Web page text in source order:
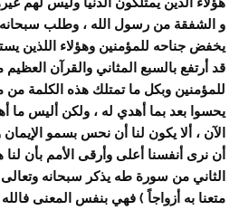
و الشفقة من رسول الله ، وطلب
يخفض جناحه للمؤمنين وهؤلاء اللذين
قد أرتفع بالسبع المثاني والقرآن
للمؤمنين وبكل ما تمتلك هذه الكلمة من
يحسوا بعد بما أهدي له ، ولكن أليس ما
الآن ، ألا يكون لنا أن نحس بسمو
أن نرى أنفسنا أعلى وأرقى الأمم بأن
الثاني من سورة طه يذكر سبحانه
متعنا به أزواجاً ) فهي بنفس المعنى